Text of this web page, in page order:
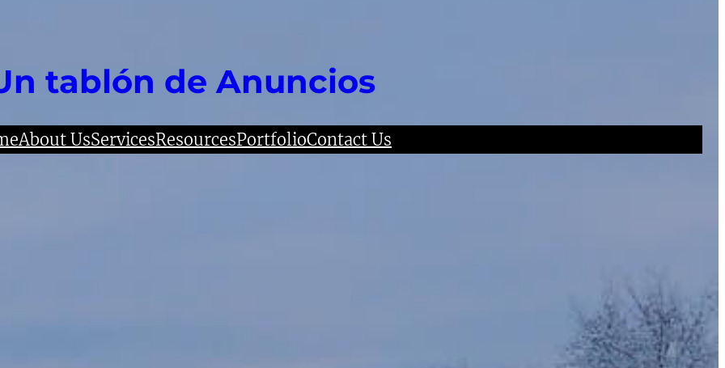
tablón de Anuncios
About UsServicesResourcesPortfolioContact Us